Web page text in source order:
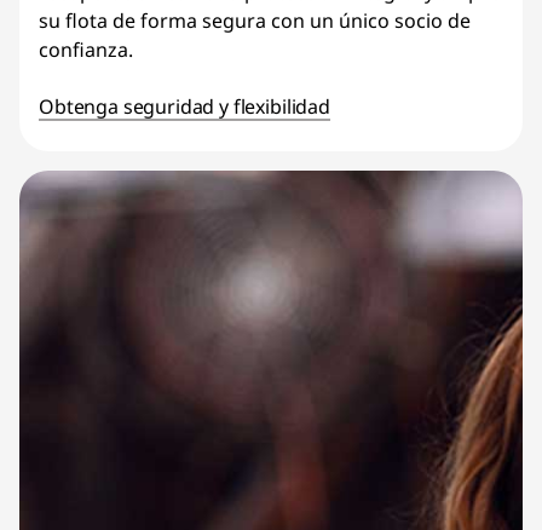
su flota de forma segura con un único socio de
confianza.
Obtenga seguridad y flexibilidad